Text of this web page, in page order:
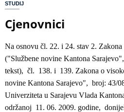
here
STUDIJ
Cjenovnici
Na osnovu čl. 22. i 24. stav 2.
("Službene novine Kantona
tekst), čl. 138. i 139. Zakona o
novine Kantona Sarajevo", broj: 43/
Univerziteta u Sarajevu Vlada
održanoj 11. 06. 2009. godine,